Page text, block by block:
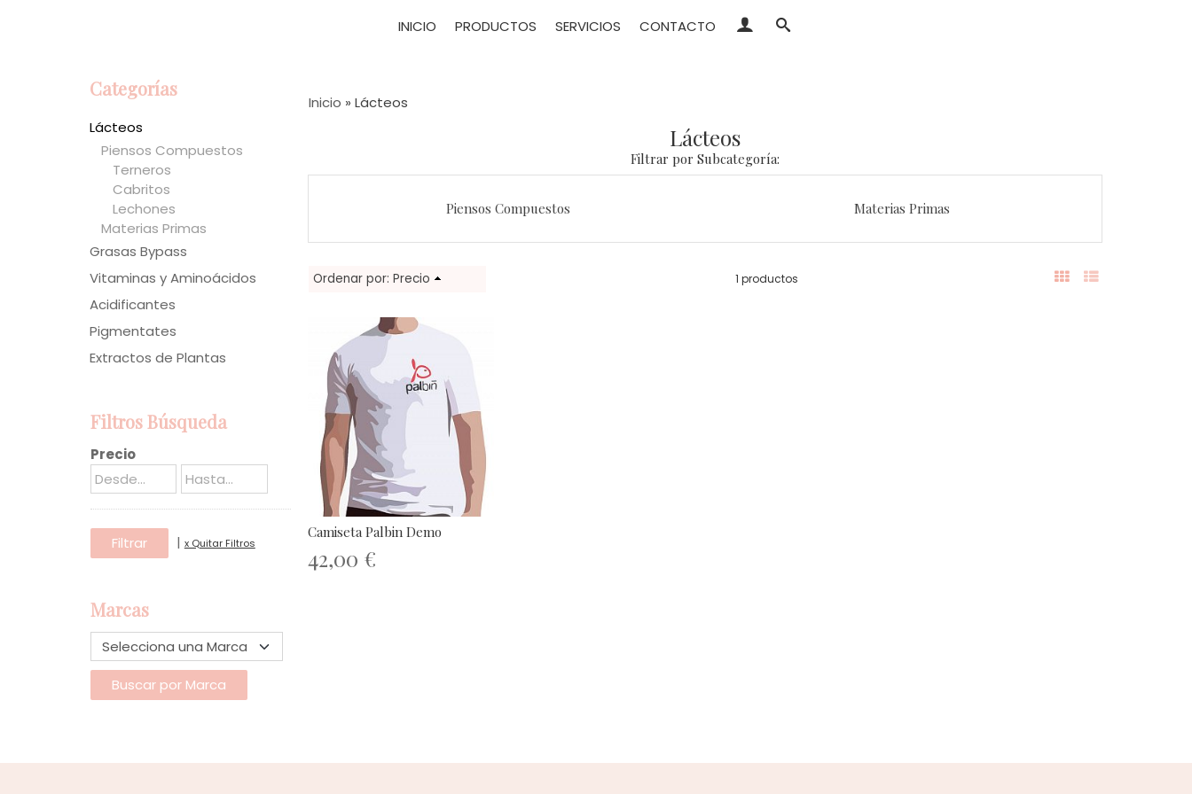
INICIO PRODUCTOS SERVICIOS CONTACTO
Categorías
Lácteos
Piensos Compuestos
Terneros
Cabritos
Lechones
Materias Primas
Grasas Bypass
Vitaminas y Aminoácidos
Acidificantes
Pigmentates
Extractos de Plantas
Filtros Búsqueda
Precio
| x Quitar Filtros
Marcas
Inicio » Lácteos
Lácteos
Filtrar por Subcategoría:
Piensos Compuestos Materias Primas
Ordenar por: Precio 1 productos
Camiseta Palbin Demo
42,00 €